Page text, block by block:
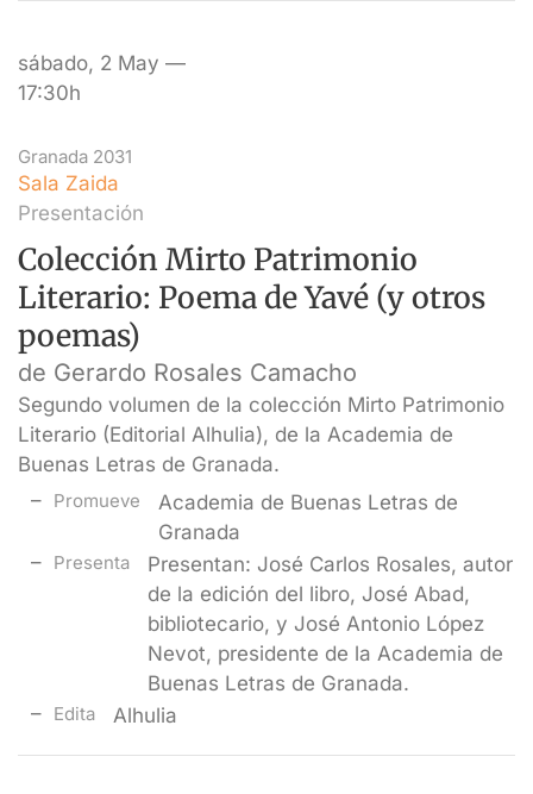
sábado, 2 May —
17:30h
Granada 2031
Sala Zaida
Presentación
Colección Mirto Patrimonio
Literario: Poema de Yavé (y otros
poemas)
de Gerardo Rosales Camacho
Segundo volumen de la colección Mirto Patrimonio
Literario (Editorial Alhulia), de la Academia de
Buenas Letras de Granada.
Promueve
Academia de Buenas Letras de
Granada
Presenta
Presentan: José Carlos Rosales, autor
de la edición del libro, José Abad,
bibliotecario, y José Antonio López
Nevot, presidente de la Academia de
Buenas Letras de Granada.
Edita Alhulia